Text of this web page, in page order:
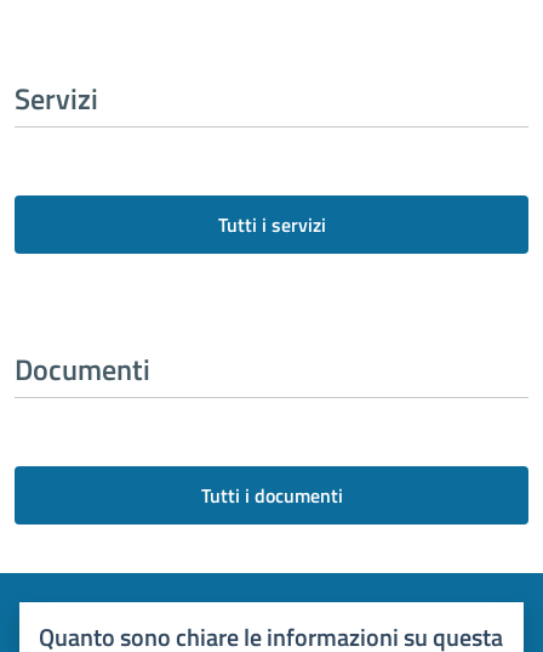
Servizi
Tutti i servizi
Documenti
Tutti i documenti
Quanto sono chiare le informazioni su questa